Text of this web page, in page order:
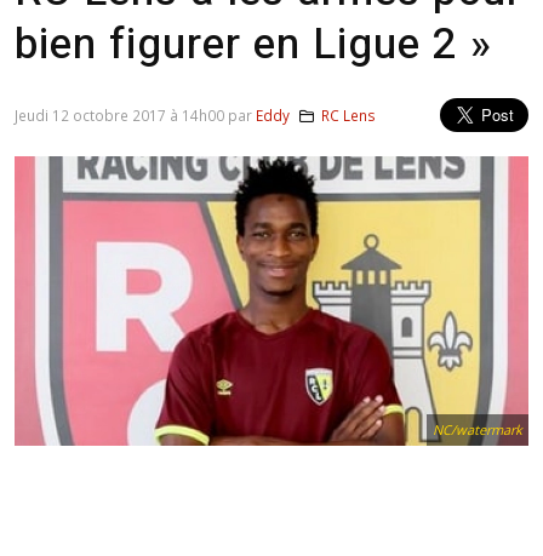
bien figurer en Ligue 2 »
NC/watermark
Jeudi 12 octobre 2017 à 14h00 par Eddy RC Lens